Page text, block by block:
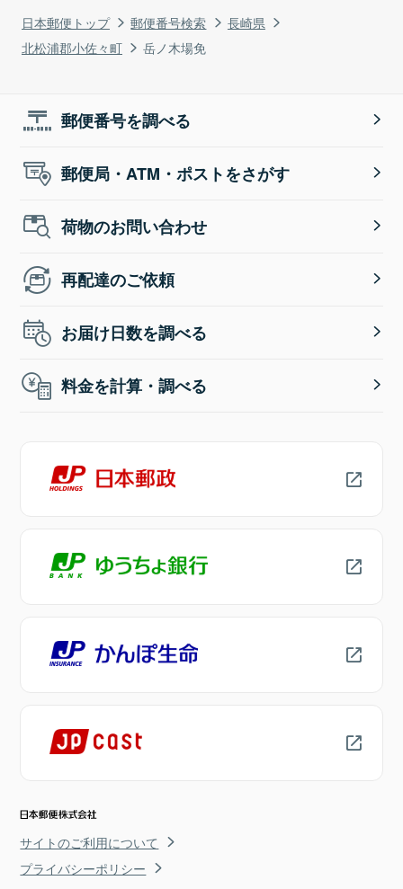
日本郵便トップ 郵便番号検索
長崎県
北松浦郡小佐々町
岳ノ木場免
郵便番号を調べる
郵便局・ATM・ポストをさがす
荷物のお問い合わせ
再配達のご依頼
お届け日数を調べる
料金を計算・調べる
サイトのご利用について
プライバシーポリシー